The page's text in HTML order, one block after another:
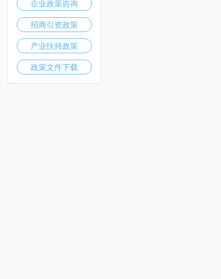
企业政策咨询
招商引资政策
产业扶持政策
政策文件下载